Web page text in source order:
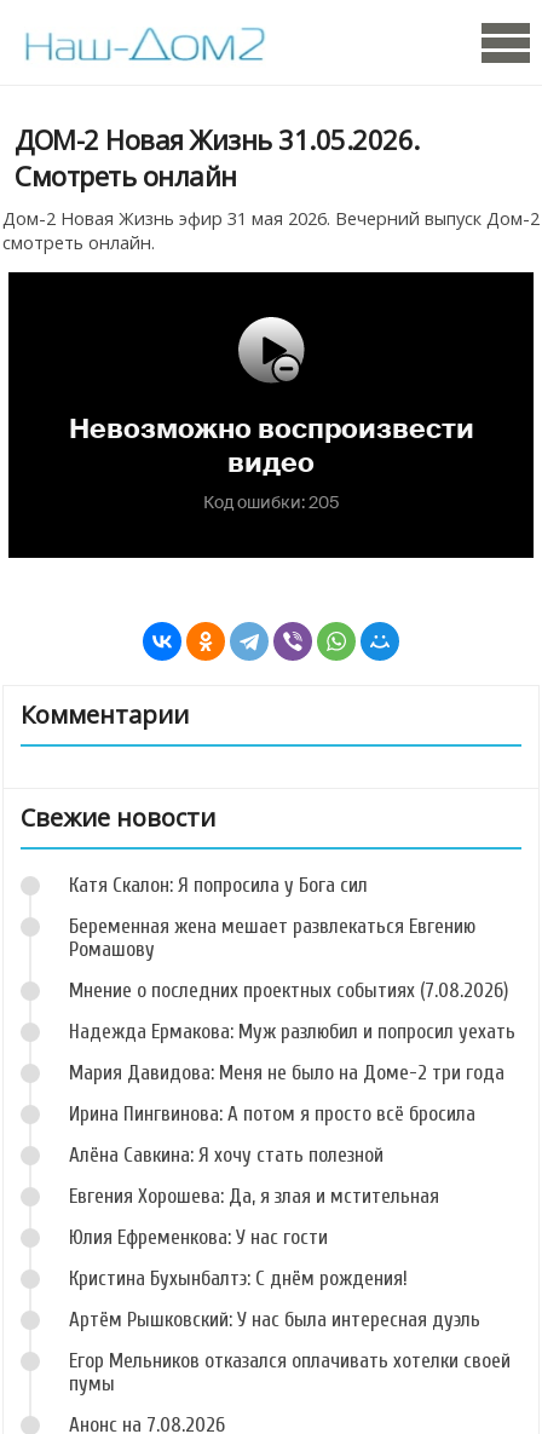
ДОМ-2 Новая Жизнь 31.05.2026.
Смотреть онлайн
Дом-2 Новая Жизнь эфир 31 мая 2026. Вечерний выпуск Дом-2
смотреть онлайн.
Комментарии
Свежие новости
Катя Скалон: Я попросила у Бога сил
Беременная жена мешает развлекаться Евгению
Ромашову
Мнение о последних проектных событиях (7.08.2026)
Надежда Ермакова: Муж разлюбил и попросил уехать
Мария Давидова: Меня не было на Доме-2 три года
Ирина Пингвинова: А потом я просто всё бросила
Алёна Савкина: Я хочу стать полезной
Евгения Хорошева: Да, я злая и мстительная
Юлия Ефременкова: У нас гости
Кристина Бухынбалтэ: С днём рождения!
Артём Рышковский: У нас была интересная дуэль
Егор Мельников отказался оплачивать хотелки своей
пумы
Анонс на 7.08.2026